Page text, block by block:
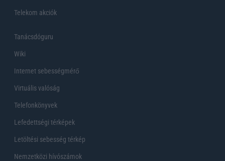
Telekom akciók
Tanácsdóguru
Wiki
Internet sebességmérő
Virtuális valóság
Telefonkönyvek
Lefedettségi térképek
Letöltési sebesség térkép
Nemzetközi hívószámok